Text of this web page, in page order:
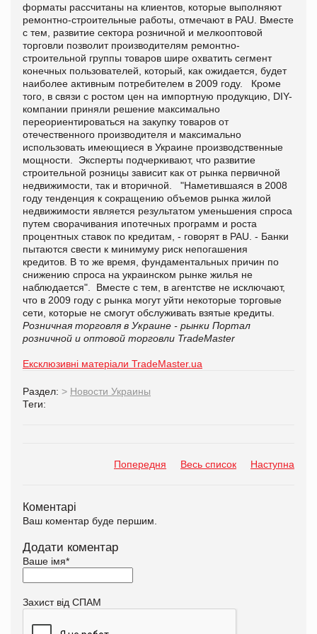
форматы рассчитаны на клиентов, которые выполняют
ремонтно-строительные работы, отмечают в PAU. Вместе
с тем, развитие сектора розничной и мелкооптовой
торговли позволит производителям ремонтно-
строительной группы товаров шире охватить сегмент
конечных пользователей, который, как ожидается, будет
наиболее активным потребителем в 2009 году. Кроме
того, в связи с ростом цен на импортную продукцию, DIY-
компании приняли решение максимально
переориентироваться на закупку товаров от
отечественного производителя и максимально
использовать имеющиеся в Украине производственные
мощности. Эксперты подчеркивают, что развитие
строительной розницы зависит как от рынка первичной
недвижимости, так и вторичной. "Наметившаяся в 2008
году тенденция к сокращению объемов рынка жилой
недвижимости является результатом уменьшения спроса
путем сворачивания ипотечных программ и роста
процентных ставок по кредитам, - говорят в PAU. - Банки
пытаются свести к минимуму риск непогашения
кредитов. В то же время, фундаментальных причин по
снижению спроса на украинском рынке жилья не
наблюдается". Вместе с тем, в агентстве не исключают,
что в 2009 году с рынка могут уйти некоторые торговые
сети, которые не смогут обслуживать взятые кредиты.
Розничная торговля в Украине - рынки Портал
розничной и оптовой торговли TradeMaster
Ексклюзивні матеріали TradeMaster.ua
Раздел: > Новости Украины
Теги:
Попередня Весь список Наступна
Коментарі
Ваш коментар буде першим.
Додати коментар
Ваше імя*
Захист від СПАМ